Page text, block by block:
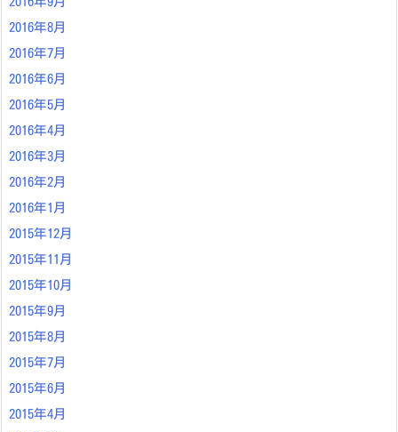
2016年8月
2016年7月
2016年6月
2016年5月
2016年4月
2016年3月
2016年2月
2016年1月
2015年12月
2015年11月
2015年10月
2015年9月
2015年8月
2015年7月
2015年6月
2015年4月